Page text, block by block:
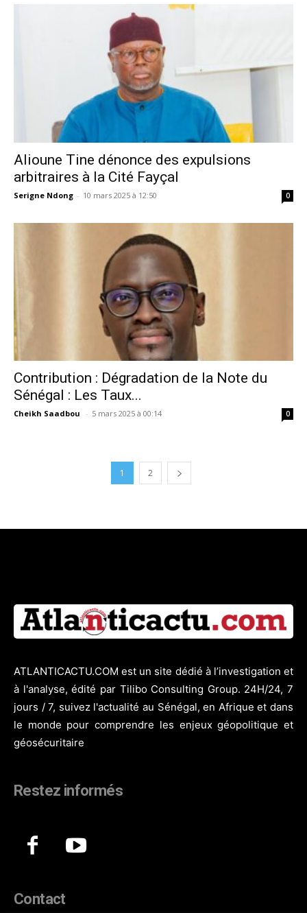
Alioune Tine dénonce des expulsions
arbitraires à la Cité Fayçal
Serigne Ndong - 10 mars 2025 à 12:50 0
Contribution : Dégradation de la Note du
Sénégal : Les Taux...
Cheikh Saadbou - 5 mars 2025 à 00:14 0
1 2
ATLANTICACTU.COM est un site dédié à l’investigation et
à l'analyse, édité par Tilibo Consulting Group. 24H/24, 7
jours / 7, suivez l'actualité au Sénégal, en Afrique et dans
le monde pour comprendre les enjeux géopolitique et
géosécuritaire
Restez informés
Contact